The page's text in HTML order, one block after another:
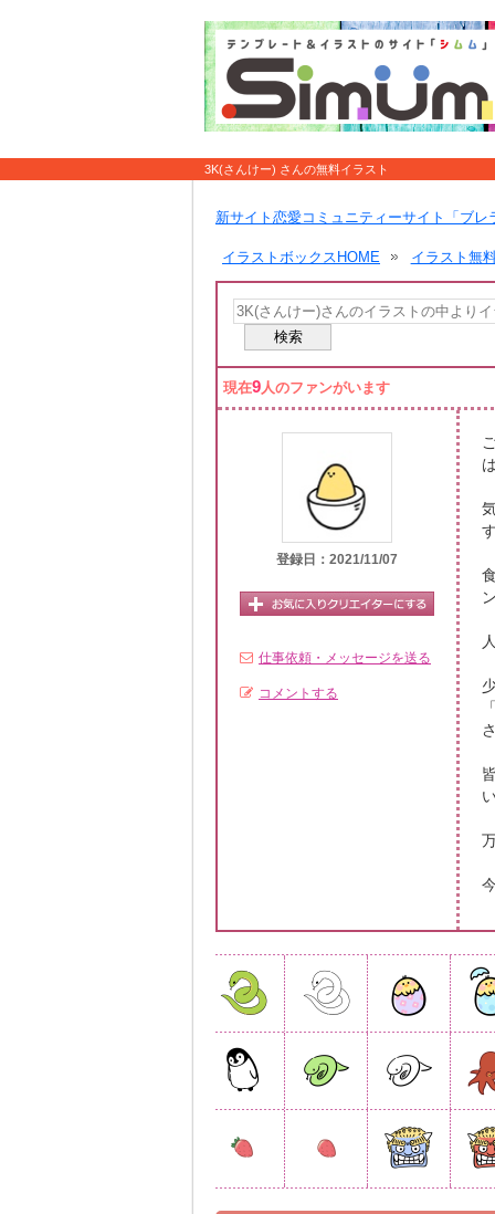
3K(さんけー) さんの無料イラスト
新サイト恋愛コミュニティーサイト「ブレ
イラストボックスHOME イラスト無
現在9人のファンがいます
登録日：2021/11/07
仕事依頼・メッセージを送る
コメントする